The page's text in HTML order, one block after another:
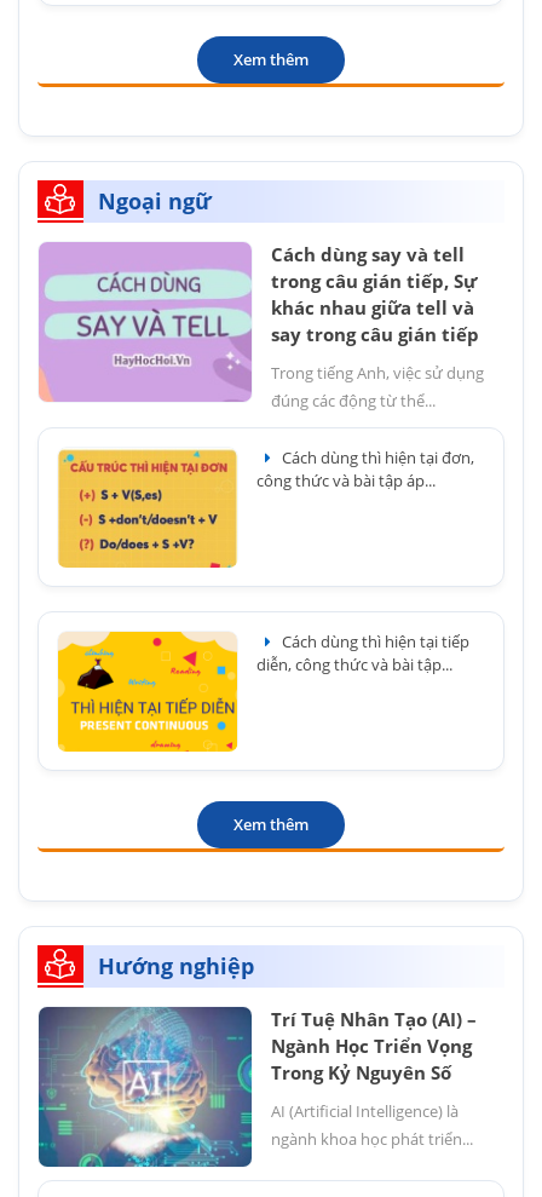
Xem thêm
Ngoại ngữ
Cách dùng say và tell
trong câu gián tiếp, Sự
khác nhau giữa tell và
say trong câu gián tiếp
Trong tiếng Anh, việc sử dụng
đúng các động từ thể...
Cách dùng thì hiện tại đơn,
công thức và bài tập áp...
Cách dùng thì hiện tại tiếp
diễn, công thức và bài tập...
Xem thêm
Hướng nghiệp
Trí Tuệ Nhân Tạo (AI) –
Ngành Học Triển Vọng
Trong Kỷ Nguyên Số
AI (Artificial Intelligence) là
ngành khoa học phát triển...